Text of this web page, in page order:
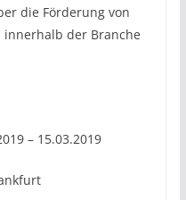
die Förderung von
innerhalb der Branche
– 15.03.2019